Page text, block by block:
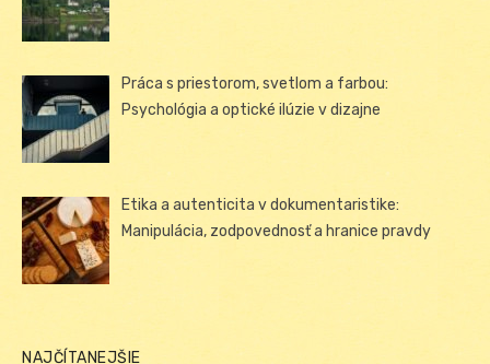
Práca s priestorom, svetlom a farbou:
Psychológia a optické ilúzie v dizajne
Etika a autenticita v dokumentaristike:
Manipulácia, zodpovednosť a hranice pravdy
NAJČÍTANEJŠIE